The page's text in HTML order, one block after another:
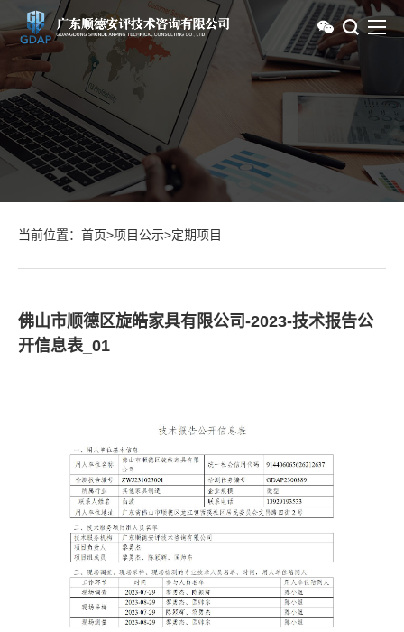
当前位置： 首页>项目公示>定期项目
佛山市顺德区旋皓家具有限公司-2023-技术报告公
开信息表_01